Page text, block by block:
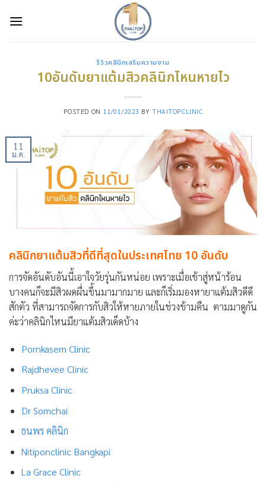
รีวิวคลินิกเสริมความงาม
10อันดับยาแต้มสิวคลินิกไหนหายไว
POSTED ON 11/01/2023 BYTHAITOPCLINIC
11
ม.ค.
คลินิกยาแต้มสิวที่ดีที่สุดในประเทศไทย 10 อันดับ
การจัดอันดับอันนี้เอาใจวัยรุ่นกันหน่อย เพราะเมื่อเข้าสู่หน้าร้อน
บางคนก็จะมีสิวผดผื่นขึ้นมามากมาย และก็เริ่มมองหายาแต้มสิวดีดี
สักตัว ที่สามารถจัดการกับสิวให้หายภายในช่วงข้ามคืน ตามมาดูกัน
ค่ะว่าคลินิกไหนมียาแต้มสิวเด็ดบ้าง
Pornkasem Clinic
Rajdhevee Clinic
Pruksa Clinic
Dr Somchai
ธนพร คลินิก
Nitiponclinic Bangkapi
La Grace Clinic